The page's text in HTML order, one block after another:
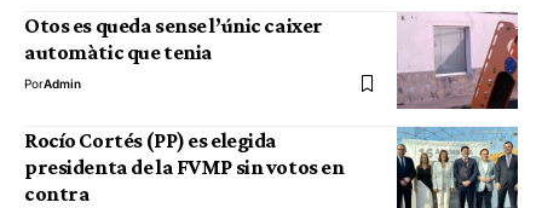
Otos es queda sense l’únic caixer
automàtic que tenia
PorAdmin
Rocío Cortés (PP) es elegida
presidenta de la FVMP sin votos en
contra